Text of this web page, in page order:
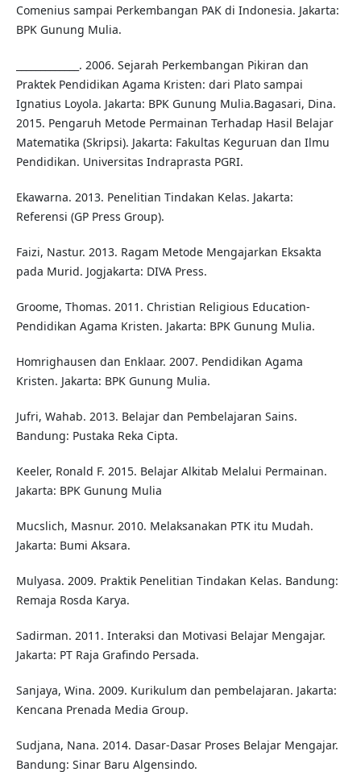
Comenius sampai Perkembangan PAK di Indonesia. Jakarta:
BPK Gunung Mulia.
_____________. 2006. Sejarah Perkembangan Pikiran dan
Praktek Pendidikan Agama Kristen: dari Plato sampai
Ignatius Loyola. Jakarta: BPK Gunung Mulia.Bagasari, Dina.
2015. Pengaruh Metode Permainan Terhadap Hasil Belajar
Matematika (Skripsi). Jakarta: Fakultas Keguruan dan Ilmu
Pendidikan. Universitas Indraprasta PGRI.
Ekawarna. 2013. Penelitian Tindakan Kelas. Jakarta:
Referensi (GP Press Group).
Faizi, Nastur. 2013. Ragam Metode Mengajarkan Eksakta
pada Murid. Jogjakarta: DIVA Press.
Groome, Thomas. 2011. Christian Religious Education-
Pendidikan Agama Kristen. Jakarta: BPK Gunung Mulia.
Homrighausen dan Enklaar. 2007. Pendidikan Agama
Kristen. Jakarta: BPK Gunung Mulia.
Jufri, Wahab. 2013. Belajar dan Pembelajaran Sains.
Bandung: Pustaka Reka Cipta.
Keeler, Ronald F. 2015. Belajar Alkitab Melalui Permainan.
Jakarta: BPK Gunung Mulia
Mucslich, Masnur. 2010. Melaksanakan PTK itu Mudah.
Jakarta: Bumi Aksara.
Mulyasa. 2009. Praktik Penelitian Tindakan Kelas. Bandung:
Remaja Rosda Karya.
Sadirman. 2011. Interaksi dan Motivasi Belajar Mengajar.
Jakarta: PT Raja Grafindo Persada.
Sanjaya, Wina. 2009. Kurikulum dan pembelajaran. Jakarta:
Kencana Prenada Media Group.
Sudjana, Nana. 2014. Dasar-Dasar Proses Belajar Mengajar.
Bandung: Sinar Baru Algensindo.